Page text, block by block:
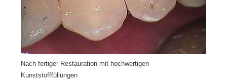
Nach fertiger Restauration mit hochwertigen
Kunststofffüllungen